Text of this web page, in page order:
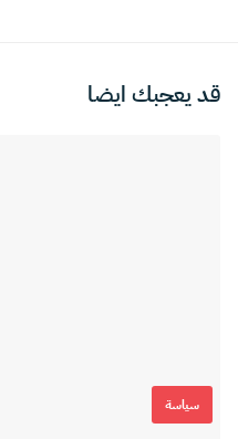
قد يعجبك ايضا
سياسة